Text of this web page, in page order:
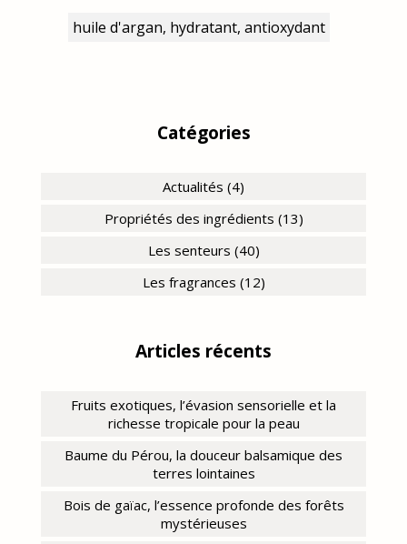
huile d'argan, hydratant, antioxydant
Catégories
Actualités (4)
Propriétés des ingrédients (13)
Les senteurs (40)
Les fragrances (12)
Articles récents
Fruits exotiques, l’évasion sensorielle et la
richesse tropicale pour la peau
Baume du Pérou, la douceur balsamique des
terres lointaines
Bois de gaïac, l’essence profonde des forêts
mystérieuses